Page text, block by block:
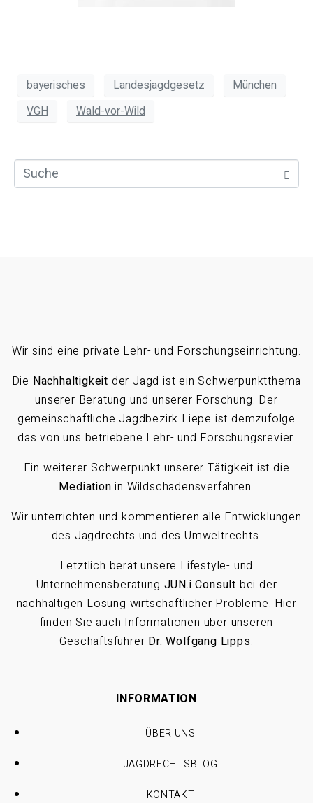
bayerisches Landesjagdgesetz
München
VGH
Wald-vor-Wild
Wir sind eine private Lehr- und Forschungseinrichtung.
Die Nachhaltigkeit der Jagd ist ein Schwerpunktthema
unserer Beratung und unserer Forschung. Der
gemeinschaftliche Jagdbezirk Liepe ist demzufolge
das von uns betriebene Lehr- und Forschungsrevier.
Ein weiterer Schwerpunkt unserer Tätigkeit ist die
Mediation in Wildschadensverfahren.
Wir unterrichten und kommentieren alle Entwicklungen
des Jagdrechts und des Umweltrechts.
Letztlich berät unsere Lifestyle- und
Unternehmensberatung JUN.i Consult bei der
nachhaltigen Lösung wirtschaftlicher Probleme. Hier
finden Sie auch Informationen über unseren
Geschäftsführer Dr. Wolfgang Lipps.
INFORMATION
ÜBER UNS
JAGDRECHTSBLOG
KONTAKT